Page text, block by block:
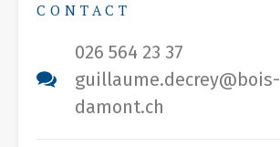
CONTACT
026 564 23 37
guillaume.decrey@bois-
damont.ch